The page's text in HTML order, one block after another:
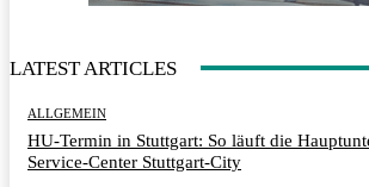
LATEST ARTICLES
ALLGEMEIN
HU-Termin in Stuttgart: So läuft die
Service-Center Stuttgart-City